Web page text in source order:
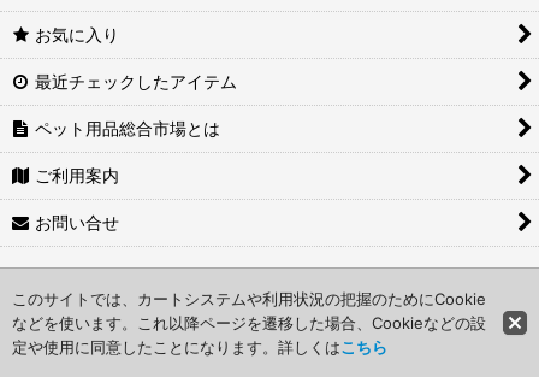
お気に入り
最近チェックしたアイテム
ペット用品総合市場とは
ご利用案内
お問い合せ
Copyright (c) 2004-2026 ペット用品総合市場 All Rights
Reserved.
Powered byおちゃのこネット ネットショップ作成サービス
このサイトでは、カートシステムや利用状況の把握のためにCookie
などを使います。これ以降ページを遷移した場合、Cookieなどの設
定や使用に同意したことになります。詳しくはこちら